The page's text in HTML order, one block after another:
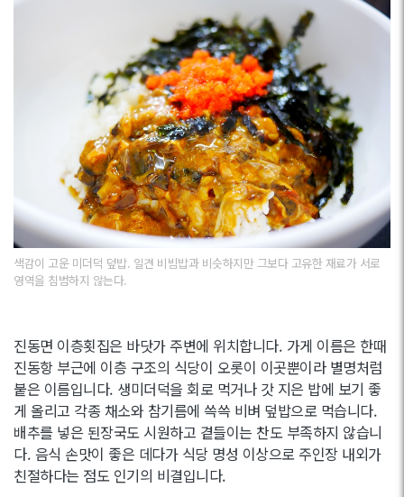
색감이 고운 미더덕 덮밥. 일견 비빔밥과 비슷하지만 그보다 고유한 재료가 서로
영역을 침범하지 않는다.
진동면 이층횟집은 바닷가 주변에 위치합니다. 가게 이름은 한때
진동항 부근에 이층 구조의 식당이 오롯이 이곳뿐이라 별명처럼
붙은 이름입니다. 생미더덕을 회로 먹거나 갓 지은 밥에 보기 좋
게 올리고 각종 채소와 참기름에 쓱쓱 비벼 덮밥으로 먹습니다.
배추를 넣은 된장국도 시원하고 곁들이는 찬도 부족하지 않습니
다. 음식 손맛이 좋은 데다가 식당 명성 이상으로 주인장 내외가
친절하다는 점도 인기의 비결입니다.